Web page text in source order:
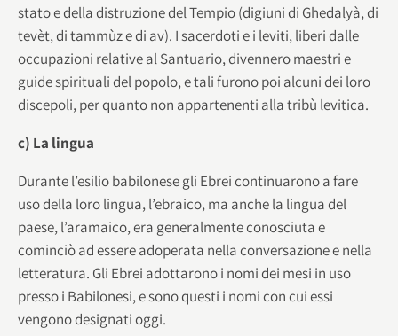
stato e della distruzione del Tempio (digiuni di Ghedalyà, di
tevèt, di tammùz e di av). I sacerdoti e i leviti, liberi dalle
occupazioni relative al Santuario, divennero maestri e
guide spirituali del popolo, e tali furono poi alcuni dei loro
discepoli, per quanto non appartenenti alla tribù levitica.
c) La lingua
Durante l’esilio babilonese gli Ebrei continuarono a fare
uso della loro lingua, l’ebraico, ma anche la lingua del
paese, l’aramaico, era generalmente conosciuta e
cominciò ad essere adoperata nella conversazione e nella
letteratura. Gli Ebrei adottarono i nomi dei mesi in uso
presso i Babilonesi, e sono questi i nomi con cui essi
vengono designati oggi.